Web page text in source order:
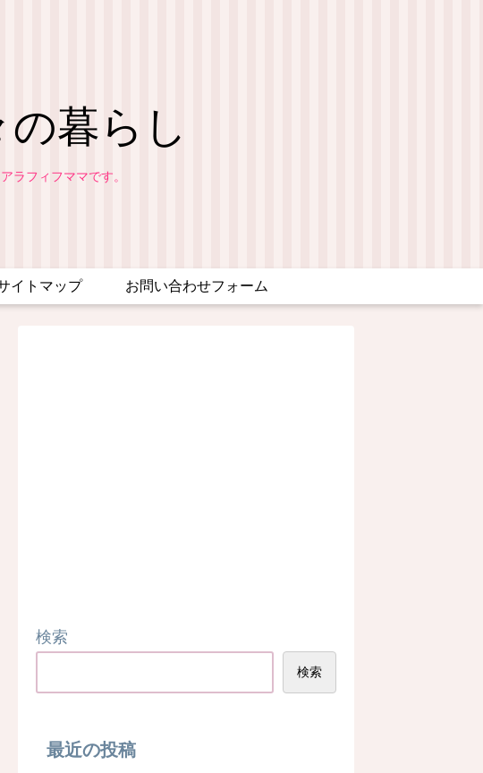
暮らし
ラフィフママです。
イトマップ お問い合わせフォーム
検索
検索
最近の投稿